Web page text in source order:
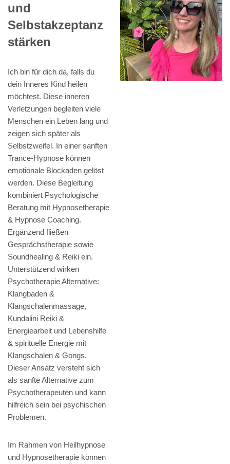
und
Selbstakzeptanz
stärken
Ich bin für dich da, falls du
dein Inneres Kind heilen
möchtest. Diese inneren
Verletzungen begleiten viele
Menschen ein Leben lang und
zeigen sich später als
Selbstzweifel. In einer sanften
Trance-Hypnose können
emotionale Blockaden gelöst
werden. Diese Begleitung
kombiniert Psychologische
Beratung mit Hypnosetherapie
& Hypnose Coaching.
Ergänzend fließen
Gesprächstherapie sowie
Soundhealing & Reiki ein.
Unterstützend wirken
Psychotherapie Alternative:
Klangbaden &
Klangschalenmassage,
Kundalini Reiki &
Energiearbeit und Lebenshilfe
& spirituelle Energie mit
Klangschalen & Gongs.
Dieser Ansatz versteht sich
als sanfte Alternative zum
Psychotherapeuten und kann
hilfreich sein bei psychischen
Problemen.
Im Rahmen von Heilhypnose
und Hypnosetherapie können